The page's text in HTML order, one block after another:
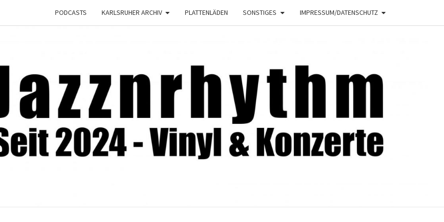
PODCASTS KARLSRUHER ARCHIV PLATTENLÄDEN SONSTIGES IMPRESSUM/DATENSCHUTZ
JAZZNRHYTHM
2024 –
Vinyl &
Konzerte